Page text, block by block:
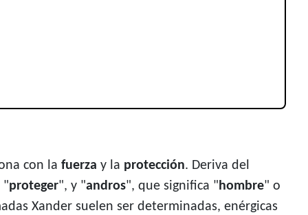
con la fuerza y la protección. Deriva del
"proteger", y "andros", que significa "hombre" o
Xander suelen ser determinadas, enérgicas